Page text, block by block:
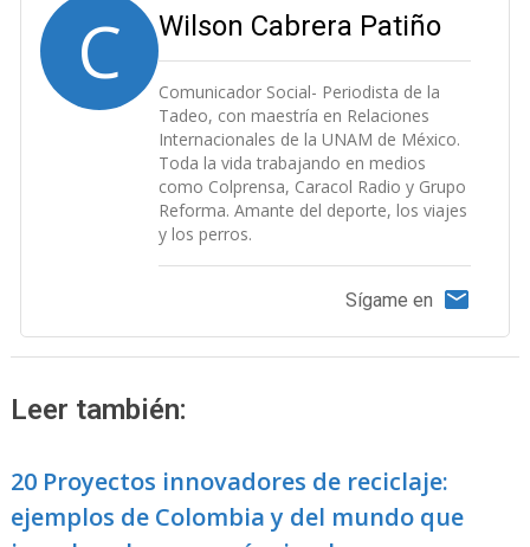
C Wilson Cabrera Patiño
Comunicador Social- Periodista de la
Tadeo, con maestría en Relaciones
Internacionales de la UNAM de México.
Toda la vida trabajando en medios
como Colprensa, Caracol Radio y Grupo
Reforma. Amante del deporte, los viajes
y los perros.
Sígame en
Leer también:
20 Proyectos innovadores de reciclaje:
ejemplos de Colombia y del mundo que